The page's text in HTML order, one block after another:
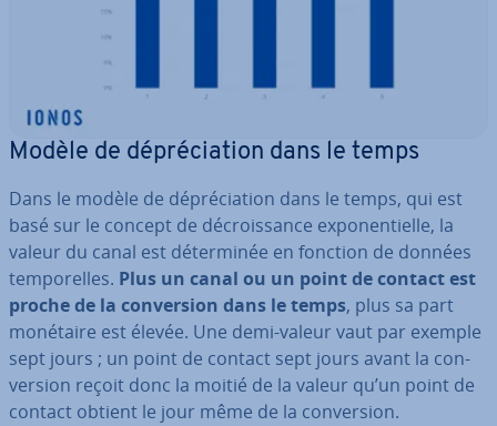
Modèle de dé­pré­cia­tion dans le temps
Dans le modèle de dé­pré­cia­tion dans le temps, qui est
basé sur le concept de dé­crois­sance ex­po­nen­tielle, la
valeur du canal est dé­ter­mi­née en fonction de données
tem­po­relles. Plus un canal ou un point de contact est
proche de la con­ver­sion dans le temps, plus sa part
monétaire est élevée. Une demi-valeur vaut par exemple
sept jours ; un point de contact sept jours avant la con­
ver­sion reçoit donc la moitié de la valeur qu’un point de
contact obtient le jour même de la con­ver­sion.